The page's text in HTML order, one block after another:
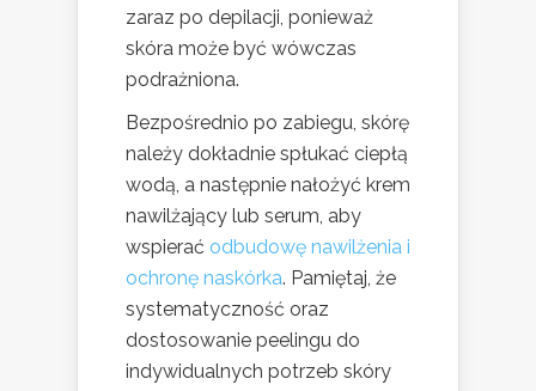
zaraz po depilacji, ponieważ
skóra może być wówczas
podrażniona.
Bezpośrednio po zabiegu, skórę
należy dokładnie spłukać ciepłą
wodą, a następnie nałożyć krem
nawilżający lub serum, aby
wspierać odbudowę nawilżenia i
ochronę naskórka. Pamiętaj, że
systematyczność oraz
dostosowanie peelingu do
indywidualnych potrzeb skóry